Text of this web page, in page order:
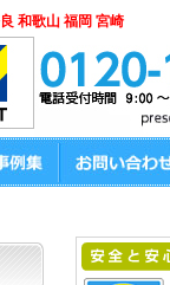
和歌山 福岡 宮崎